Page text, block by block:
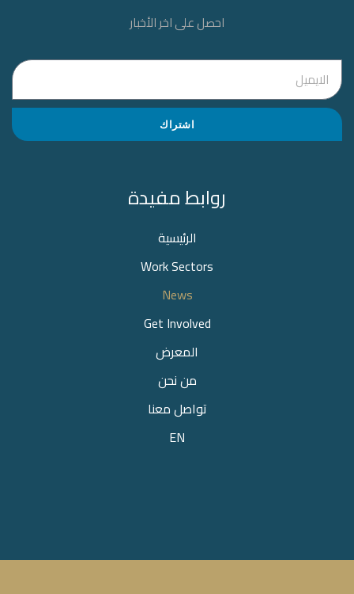
احصل على اخر الأخبار
اشتراك
روابط مفيدة
الرئيسية
Work Sectors
News
Get Involved
المعرض
من نحن
تواصل معنا
EN